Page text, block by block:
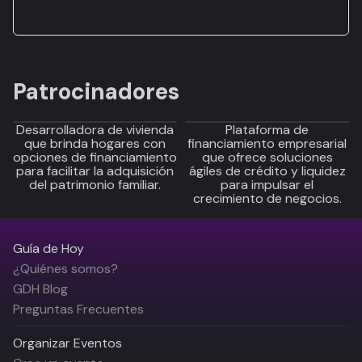
Patrocinadores
Desarrolladora de vivienda
que brinda hogares con
opciones de financiamiento
para facilitar la adquisición
del patrimonio familiar.
Plataforma de
financiamiento empresarial
que ofrece soluciones
ágiles de crédito y liquidez
para impulsar el
crecimiento de negocios.
Guía de Hoy
¿Quiénes somos?
GDH Blog
Preguntas Frecuentes
Organizar Eventos